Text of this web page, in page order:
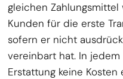
gleichen
Kunden für die erste
sofern er nicht
vereinbart hat. In
Erstattung keine